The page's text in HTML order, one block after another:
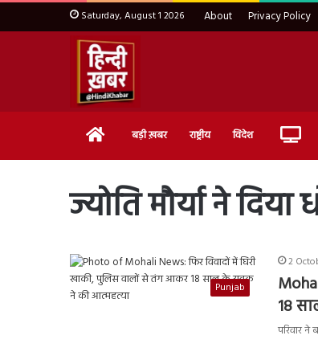
Saturday, August 1 2026 About Privacy Policy
Home बड़ी ख़बर राष्ट्रीय विदेश Live
ज्योति मौर्या ने दिया
Punjab
2
18
परिवार